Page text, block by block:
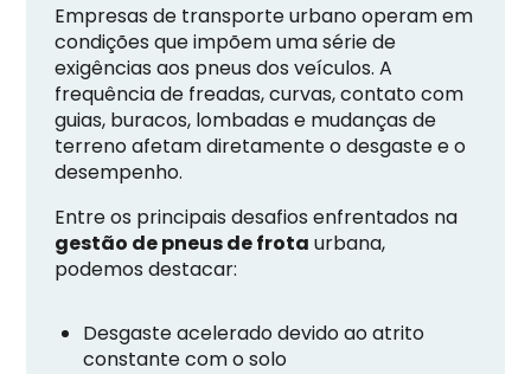
Empresas de transporte urbano operam em
condições que impõem uma série de
exigências aos pneus dos veículos. A
frequência de freadas, curvas, contato com
guias, buracos, lombadas e mudanças de
terreno afetam diretamente o desgaste e o
desempenho.
Entre os principais desafios enfrentados na
gestão de pneus de frota urbana,
podemos destacar:
Desgaste acelerado devido ao atrito
constante com o solo